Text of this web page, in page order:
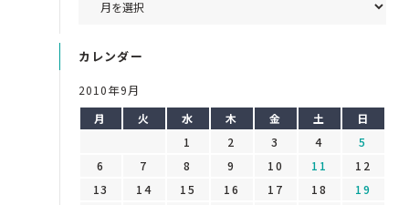
カレンダー
2010年9月
月
火 水 木 金 土
日
1
2 3 4
5
6
7 8 9 10 11
12
13
14 15 16 17 18
19